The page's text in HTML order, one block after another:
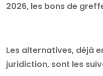
2026, les bons de
Les alternatives, déjà
juridiction, sont les